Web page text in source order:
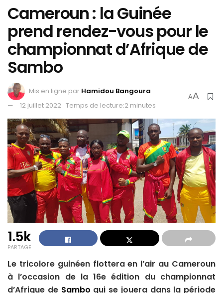
Cameroun : la Guinée
prend rendez-vous pour le
championnat d’Afrique de
Sambo
Mis en ligne par Hamidou Bangoura
12 juillet 2022 Temps de lecture:2 minutes
AA
1.5k
PARTAGE
Le tricolore guinéen flottera en l’air au Cameroun
à l’occasion de la 16e édition du championnat
d’Afrique de Sambo qui se jouera dans la période